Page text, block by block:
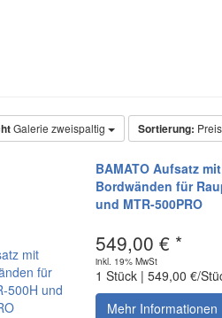
Galerie zweispaltig Sortierung: Preis
BAMATO Aufsatz
Bordwänden für
und MTR-500PRO
549,00 € *
inkl. 19% MwSt
1 Stück | 549,00 €/
Mehr Informationen